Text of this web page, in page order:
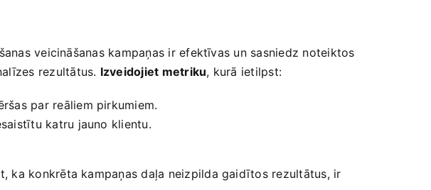
veicināšanas kampaņas ir efektīvas un sasniedz noteiktos
rezultātus. Izveidojiet metriku, kurā‍ ietilpst:
par reāliem pirkumiem.
katru jauno klientu.
ka konkrēta kampaņas daļa neizpilda gaidītos rezultātus, ir